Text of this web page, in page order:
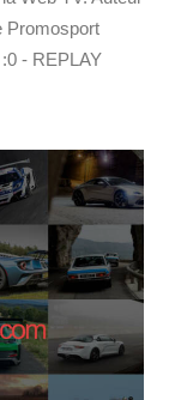
Promosport
- REPLAY